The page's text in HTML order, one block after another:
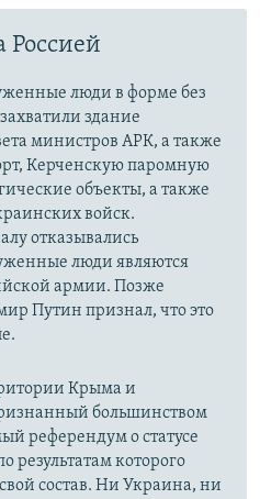
люди в форме без
здание
министров АРК, а также
Керченскую паромную
объекты, а также
войск.
отказывались
люди являются
армии. Позже
Путин признал, что это
Крыма и
большинством
референдум о статусе
результатам которого
состав. Ни Украина, ни